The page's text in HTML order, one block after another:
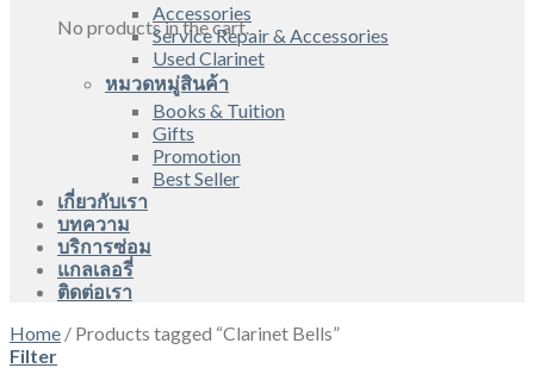
No products in the cart.
Accessories
Service Repair & Accessories
Used Clarinet
หมวดหมู่สินค้า
Books & Tuition
Gifts
Promotion
Best Seller
เกี่ยวกับเรา
บทความ
บริการซ่อม
แกลเลอรี่
ติดต่อเรา
Home / Products tagged “Clarinet Bells”
Filter